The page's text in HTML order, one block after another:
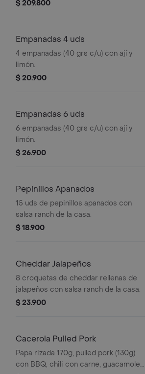
$ 209.800
Empanadas 4 uds
4 empanadas (40 grs c/u) con ají y
limón.
$ 20.900
Empanadas 6 uds
6 empanadas (40 grs c/u) con ají y
limón.
$ 26.900
Pepinillos Apanados
15 uds de pepinillos apanados con
salsa ranch de la casa.
$ 18.900
Cheddar Jalapeños
8 croquetas de cheddar rellenas de
jalapeños con salsa ranch de la casa.
$ 23.900
Cacerola Pulled Pork
Papa rizada 170g, pulled pork (130g)
con BBQ, chili con carne, guacamole